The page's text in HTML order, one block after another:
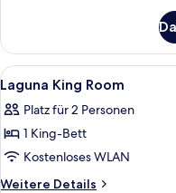
Twin
Room
Alle
Fotos
für
Laguna
King
Room
18
Laguna King Room
Platz für 2 Personen
1 King-Bett
Kostenloses WLAN
Weitere Details
Weitere